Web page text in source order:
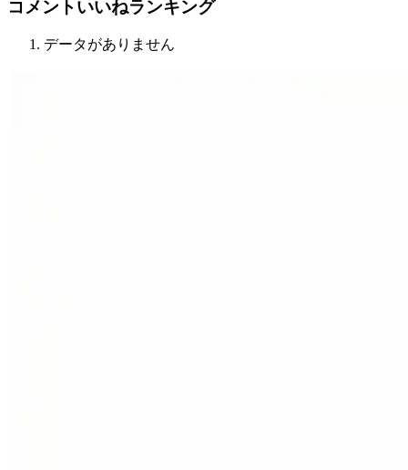
コメントいいねランキング
データがありません